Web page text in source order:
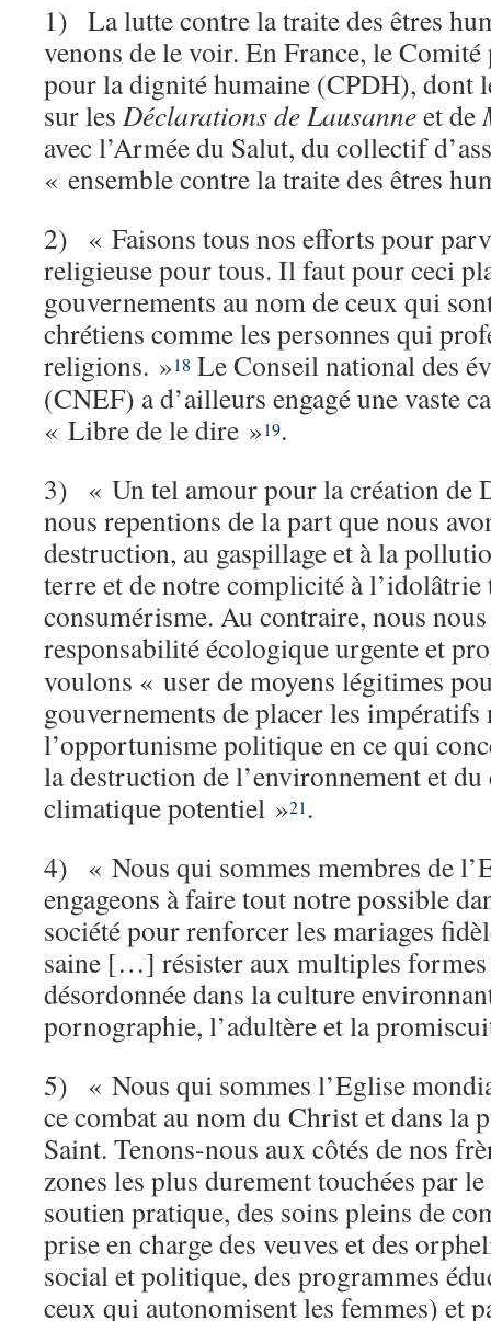
1) La lutte contre la traite des êtres
venons de le voir. En France, le
pour la dignité humaine (CPDH), dont
sur les Déclarations de Lausanneet de
avec l’Armée du Salut, du collectif
« ensemble contre la traite des êtres
2) « Faisons tous nos efforts pour
religieuse pour tous. Il faut pour ceci
gouvernements au nom de ceux qui
chrétiens comme les personnes qui
religions. »18 Le Conseil national des
(CNEF) a d’ailleurs engagé une vaste
« Libre de le dire »19.
3) « Un tel amour pour la création de
nous repentions de la part que nous
destruction, au gaspillage et à la
terre et de notre complicité à
consumérisme. Au contraire, nous nous
responsabilité écologique urgente et
voulons « user de moyens légitimes
gouvernements de placer les impératifs
l’opportunisme politique en ce qui
la destruction de l’environnement et du
climatique potentiel »21 .
4) « Nous qui sommes membres de
engageons à faire tout notre possible
société pour renforcer les mariages
saine […] résister aux multiples formes
désordonnée dans la culture
pornographie, l’adultère et la
5) « Nous qui sommes l’Eglise
ce combat au nom du Christ et dans la
Saint. Tenons-nous aux côtés de nos
zones les plus durement touchées par
soutien pratique, des soins pleins de
prise en charge des veuves et des
social et politique, des programmes
ceux qui autonomisent les femmes) et